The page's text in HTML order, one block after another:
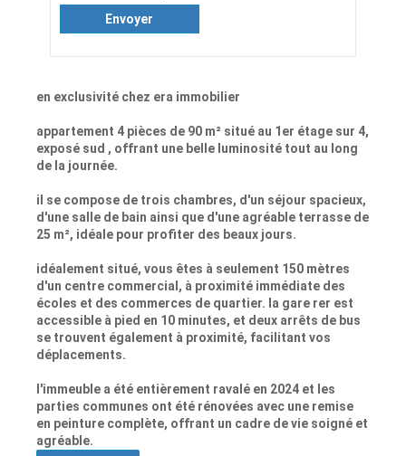
Envoyer
en exclusivité chez era immobilier
appartement 4 pièces de 90 m² situé au 1er étage sur 4,
exposé sud , offrant une belle luminosité tout au long
de la journée.
il se compose de trois chambres, d'un séjour spacieux,
d'une salle de bain ainsi que d'une agréable terrasse de
25 m², idéale pour profiter des beaux jours.
idéalement situé, vous êtes à seulement 150 mètres
d'un centre commercial, à proximité immédiate des
écoles et des commerces de quartier. la gare rer est
accessible à pied en 10 minutes, et deux arrêts de bus
se trouvent également à proximité, facilitant vos
déplacements.
l'immeuble a été entièrement ravalé en 2024 et les
parties communes ont été rénovées avec une remise
en peinture complète, offrant un cadre de vie soigné et
agréable.